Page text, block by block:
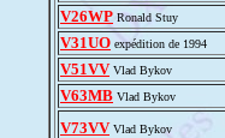
V26WP Ronald Stuy
V31UO expédition de 1994
V51VV Vlad Bykov
V63MB Vlad Bykov
V73VV Vlad Bykov